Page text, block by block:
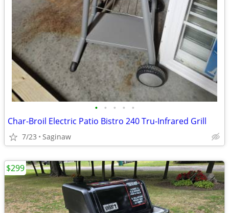
• • • • •
Char-Broil Electric Patio Bistro 240 Tru-Infrared Grill
7/23 Saginaw
$299